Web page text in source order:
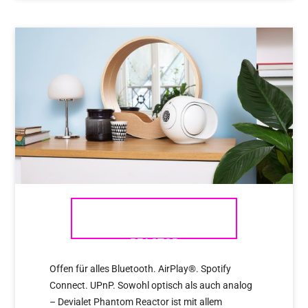
REACTOR
Offen für alles Bluetooth. AirPlay®. Spotify
Connect. UPnP. Sowohl optisch als auch analog
– Devialet Phantom Reactor ist mit allem